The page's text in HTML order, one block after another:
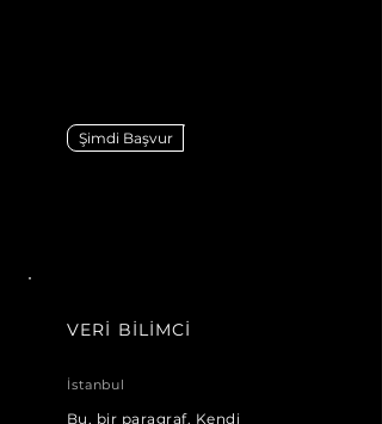
Şimdi Başvur
VERİ BİLİMCİ
İstanbul
Bu, bir paragraf. Kendi